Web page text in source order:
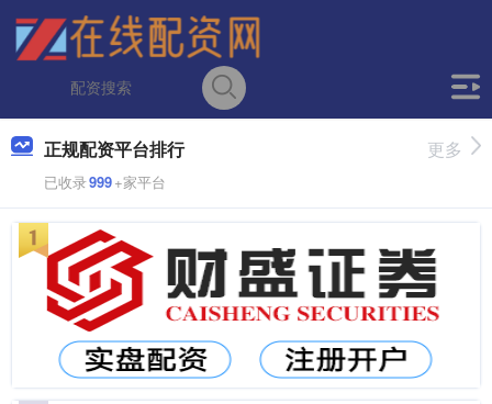
正规配资平台排行
已收录999+家平台
更多